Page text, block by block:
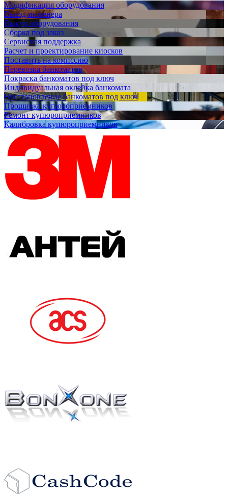
Модификация оборудования
Выезд инженера
Выкуп оборудования
Сборка под заказ
Сервисная поддержка
Расчет и проектирование киосков
Поставить на комиссию
Перевозка банкоматов
Покраска банкоматов под ключ
Индивидуальная оклейка банкомата
Восстановление банкоматов под ключ
Прошивка купюроприемников
Ремонт купюроприемников
Калибровка купюроприемников